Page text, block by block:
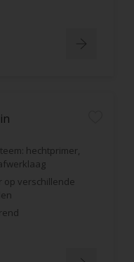
hechtprimer,
op verschillende